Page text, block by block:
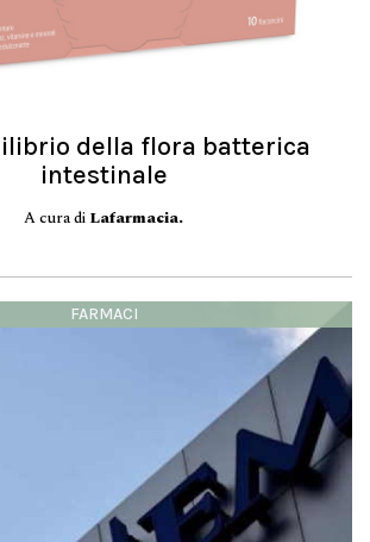
della flora batterica
intestinale
A cura di Lafarmacia.
FARMACI